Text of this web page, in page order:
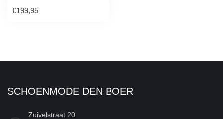
€199,95
SCHOENMODE DEN BOER
Zuivelstraat 20